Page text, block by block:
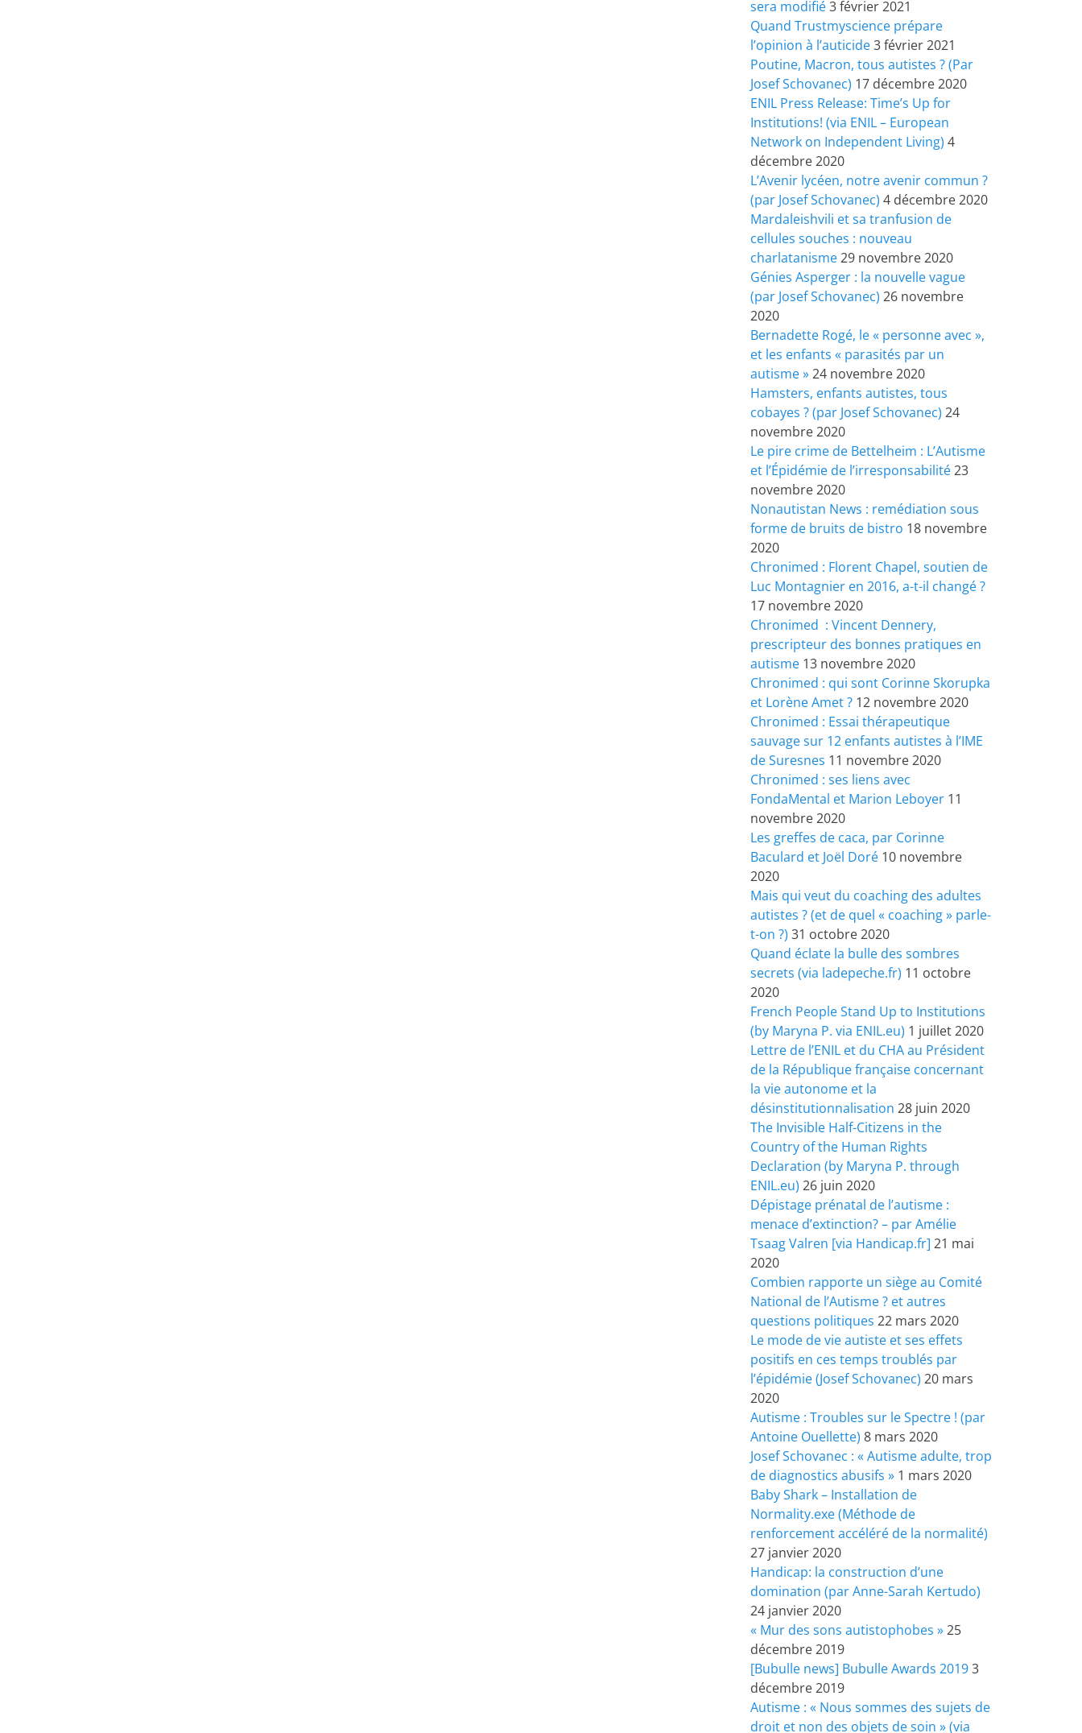
sera modifié3 février 2021
Quand Trustmyscience prépare
l’opinion à l’auticide3 février 2021
Poutine, Macron, tous autistes ? (Par
Josef Schovanec) 17 décembre 2020
ENIL Press Release: Time’s Up for
Institutions! (via ENIL – European
Network on Independent Living) 4
décembre 2020
L’Avenir lycéen, notre avenir commun ?
(par Josef Schovanec) 4 décembre 2020
Mardaleishvili et sa tranfusion de
cellules souches : nouveau
charlatanisme29 novembre 2020
Génies Asperger : la nouvelle vague
(par Josef Schovanec) 26 novembre
2020
Bernadette Rogé, le « personne avec »,
et les enfants « parasités par un
autisme »24 novembre 2020
Hamsters, enfants autistes, tous
cobayes ? (par Josef Schovanec) 24
novembre 2020
Le pire crime de Bettelheim : L’Autisme
et l’Épidémie de l’irresponsabilité23
novembre 2020
Nonautistan News : remédiation sous
forme de bruits de bistro 18 novembre
2020
Chronimed : Florent Chapel, soutien de
Luc Montagnier en 2016, a-t-il changé ?
17 novembre 2020
Chronimed : Vincent Dennery,
prescripteur des bonnes pratiques en
autisme 13 novembre 2020
Chronimed : qui sont Corinne Skorupka
et Lorène Amet ? 12 novembre 2020
Chronimed : Essai thérapeutique
sauvage sur 12 enfants autistes à l’IME
de Suresnes 11 novembre 2020
Chronimed : ses liens avec
FondaMental et Marion Leboyer 11
novembre 2020
Les greffes de caca, par Corinne
Baculard et Joël Doré 10 novembre
2020
Mais qui veut du coaching des adultes
autistes ? (et de quel « coaching » parle-
t-on ?) 31 octobre 2020
Quand éclate la bulle des sombres
secrets (via ladepeche.fr) 11 octobre
2020
French People Stand Up to Institutions
(by Maryna P. via ENIL.eu) 1 juillet 2020
Lettre de l’ENIL et du CHA au Président
de la République française concernant
la vie autonome et la
désinstitutionnalisation 28 juin 2020
The Invisible Half-Citizens in the
Country of the Human Rights
Declaration (by Maryna P. through
ENIL.eu) 26 juin 2020
Dépistage prénatal de l’autisme :
menace d’extinction? – par Amélie
Tsaag Valren [via Handicap.fr] 21 mai
2020
Combien rapporte un siège au Comité
National de l’Autisme ? et autres
questions politiques 22 mars 2020
Le mode de vie autiste et ses effets
positifs en ces temps troublés par
l’épidémie (Josef Schovanec) 20 mars
2020
Autisme : Troubles sur le Spectre ! (par
Antoine Ouellette) 8 mars 2020
Josef Schovanec : « Autisme adulte, trop
de diagnostics abusifs » 1 mars 2020
Baby Shark – Installation de
Normality.exe (Méthode de
renforcement accéléré de la normalité)
27 janvier 2020
Handicap: la construction d’une
domination (par Anne-Sarah Kertudo)
24 janvier 2020
« Mur des sons autistophobes »25
décembre 2019
[Bubulle news] Bubulle Awards 20193
décembre 2019
Autisme : « Nous sommes des sujets de
droit et non des objets de soin » (via